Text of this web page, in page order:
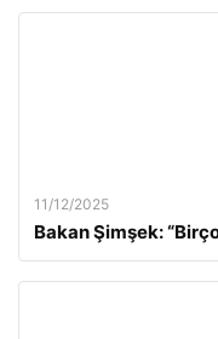
11/12/2025
Bakan Şimşek: